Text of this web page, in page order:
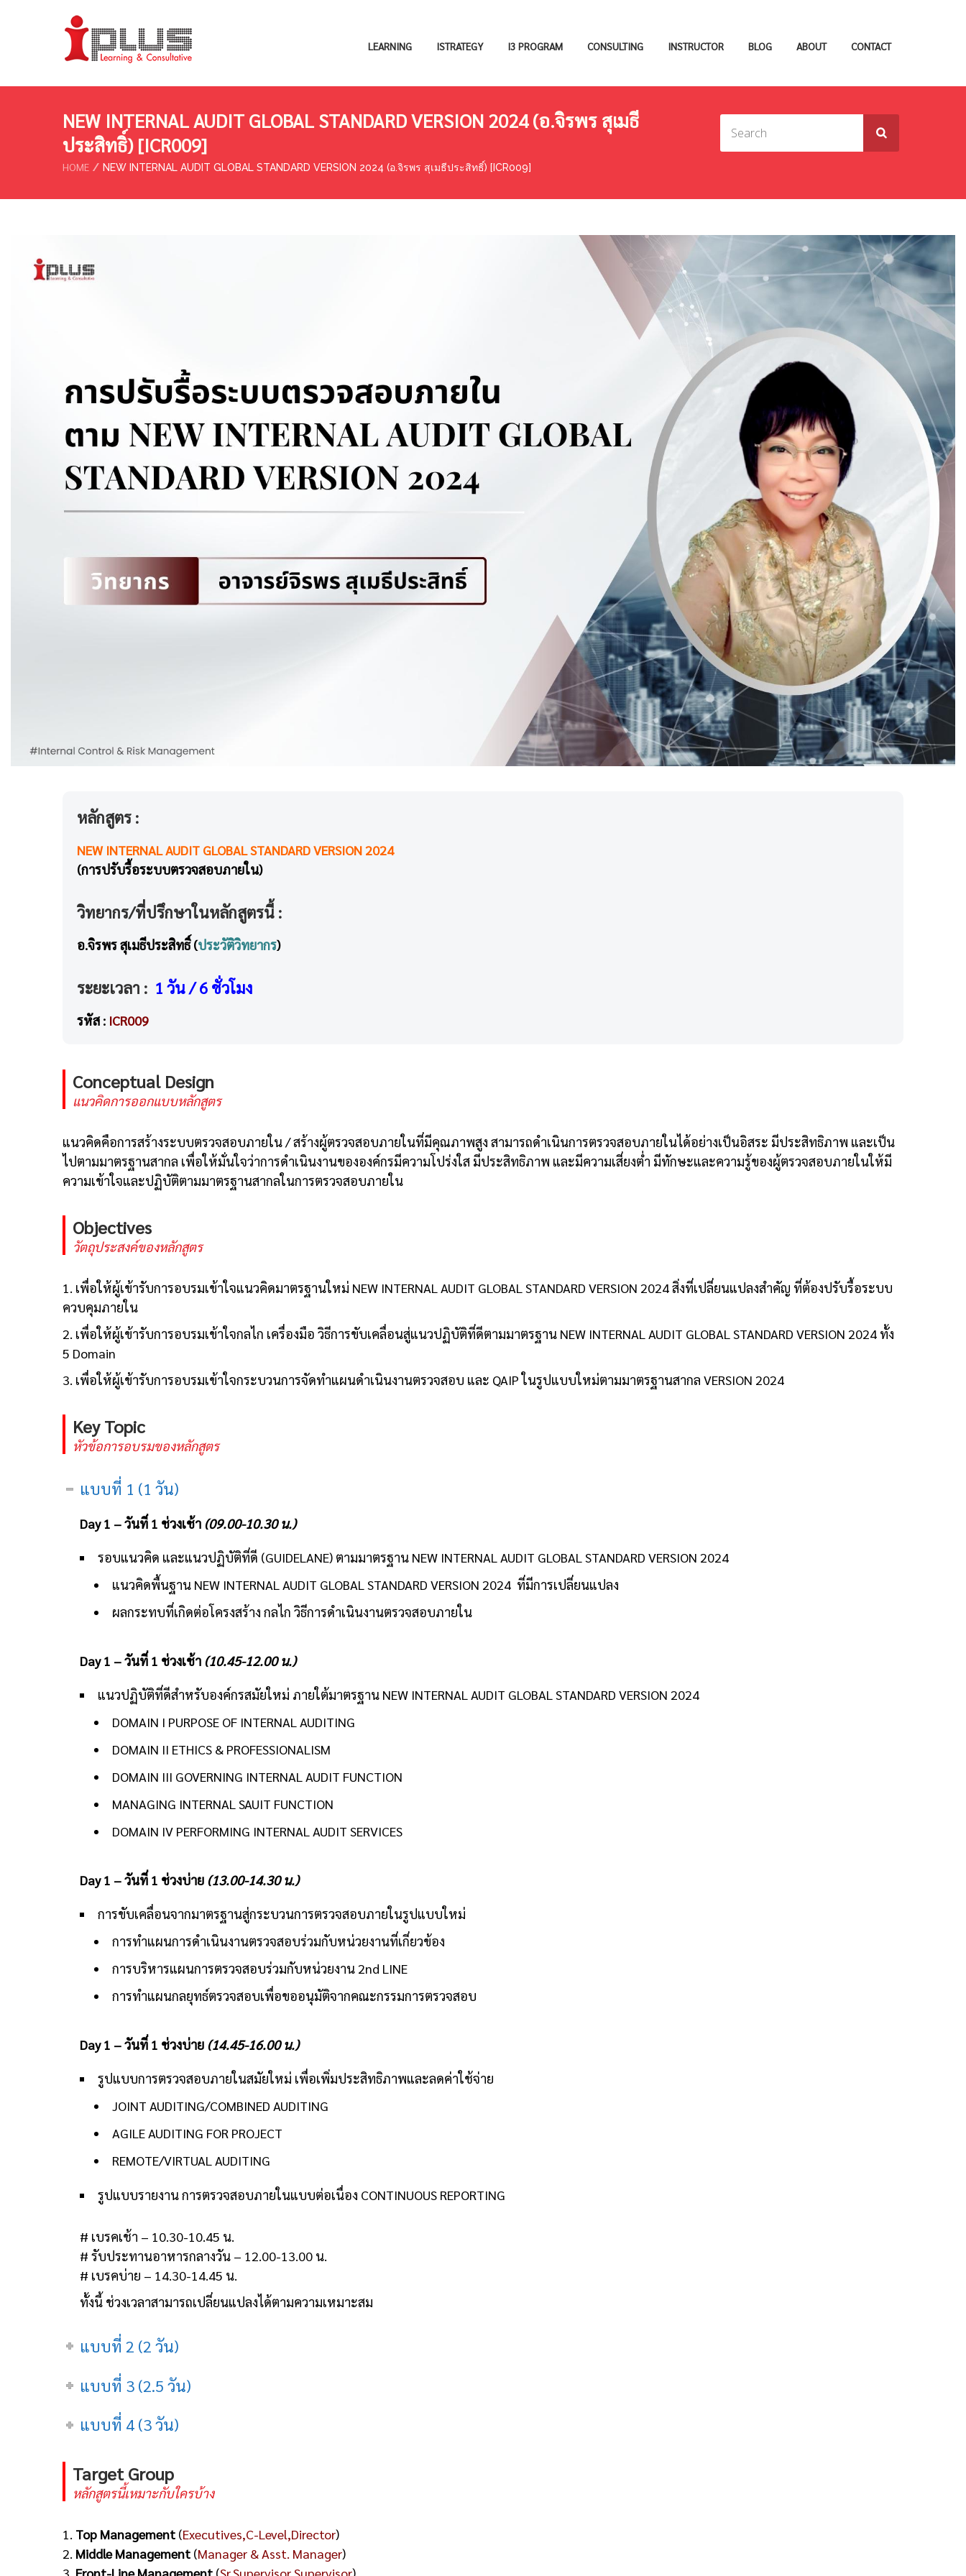
LEARNING ISTRATEGY I3 PROGRAM CONSULTING INSTRUCTOR BLOG ABOUT CONTACT
NEW INTERNAL AUDIT GLOBAL STANDARD VERSION 2024 (อ.จิรพร สุเมธี
ประสิทธิ์) [ICR009]
HOME NEW INTERNAL AUDIT GLOBAL STANDARD VERSION 2024 (อ.จิรพร สุเมธีประสิทธิ์) [ICR009]
หลักสูตร :
NEW INTERNAL AUDIT GLOBAL STANDARD VERSION 2024
(การปรับรื้อระบบตรวจสอบภายใน)
วิทยากร/ที่ปรึกษาในหลักสูตรนี้ :
อ.จิรพร สุเมธีประสิทธิ์ (ประวัติวิทยากร)
ระยะเวลา : 1 วัน / 6 ชั่วโมง
รหัส : ICR009
Conceptual Design
แนวคิดการออกแบบหลักสูตร
แนวคิดคือการสร้างระบบตรวจสอบภายใน / สร้างผู้ตรวจสอบภายในที่มีคุณภาพสูง สามารถดำเนินการตรวจสอบภายในได้อย่างเป็นอิสระ มีประสิทธิภาพ และเป็น
ไปตามมาตรฐานสากล เพื่อให้มั่นใจว่าการดำเนินงานขององค์กรมีความโปร่งใส มีประสิทธิภาพ และมีความเสี่ยงต่ำ มีทักษะและความรู้ของผู้ตรวจสอบภายในให้มี
ความเข้าใจและปฏิบัติตามมาตรฐานสากลในการตรวจสอบภายใน
Objectives
วัตถุประสงค์ของหลักสูตร
1. เพื่อให้ผู้เข้ารับการอบรมเข้าใจแนวคิดมาตรฐานใหม่ NEW INTERNAL AUDIT GLOBAL STANDARD VERSION 2024 สิ่งที่เปลี่ยนแปลงสำคัญ ที่ต้องปรับรื้อระบบ
ควบคุมภายใน
2. เพื่อให้ผู้เข้ารับการอบรมเข้าใจกลไก เครื่องมือ วิธีการขับเคลื่อนสู่แนวปฏิบัติที่ดีตามมาตรฐาน NEW INTERNAL AUDIT GLOBAL STANDARD VERSION 2024 ทั้ง
5 Domain
3. เพื่อให้ผู้เข้ารับการอบรมเข้าใจกระบวนการจัดทำแผนดำเนินงานตรวจสอบ และ QAIP ในรูปแบบใหม่ตามมาตรฐานสากล VERSION 2024
Key Topic
หัวข้อการอบรมของหลักสูตร
แบบที่ 1 (1 วัน)
Day 1 – วันที่ 1 ช่วงเช้า (09.00-10.30 น.)
รอบแนวคิด และแนวปฏิบัติที่ดี (GUIDELANE) ตามมาตรฐาน NEW INTERNAL AUDIT GLOBAL STANDARD VERSION 2024
แนวคิดพื้นฐาน NEW INTERNAL AUDIT GLOBAL STANDARD VERSION 2024 ที่มีการเปลี่ยนแปลง
ผลกระทบที่เกิดต่อโครงสร้าง กลไก วิธีการดำเนินงานตรวจสอบภายใน
Day 1 – วันที่ 1 ช่วงเช้า (10.45-12.00 น.)
แนวปฏิบัติที่ดีสำหรับองค์กรสมัยใหม่ ภายใต้มาตรฐาน NEW INTERNAL AUDIT GLOBAL STANDARD VERSION 2024
DOMAIN I PURPOSE OF INTERNAL AUDITING
DOMAIN II ETHICS & PROFESSIONALISM
DOMAIN III GOVERNING INTERNAL AUDIT FUNCTION
MANAGING INTERNAL SAUIT FUNCTION
DOMAIN IV PERFORMING INTERNAL AUDIT SERVICES
Day 1 – วันที่ 1 ช่วงบ่าย (13.00-14.30 น.)
การขับเคลื่อนจากมาตรฐานสู่กระบวนการตรวจสอบภายในรูปแบบใหม่
การทำแผนการดำเนินงานตรวจสอบร่วมกับหน่วยงานที่เกี่ยวข้อง
การบริหารแผนการตรวจสอบร่วมกับหน่วยงาน 2nd LINE
การทำแผนกลยุทธ์ตรวจสอบเพื่อขออนุมัติจากคณะกรรมการตรวจสอบ
Day 1 – วันที่ 1 ช่วงบ่าย (14.45-16.00 น.)
รูปแบบการตรวจสอบภายในสมัยใหม่ เพื่อเพิ่มประสิทธิภาพและลดค่าใช้จ่าย
JOINT AUDITING/COMBINED AUDITING
AGILE AUDITING FOR PROJECT
REMOTE/VIRTUAL AUDITING
รูปแบบรายงาน การตรวจสอบภายในแบบต่อเนื่อง CONTINUOUS REPORTING
# เบรคเช้า – 10.30-10.45 น.
# รับประทานอาหารกลางวัน – 12.00-13.00 น.
# เบรคบ่าย – 14.30-14.45 น.
ทั้งนี้ ช่วงเวลาสามารถเปลี่ยนแปลงได้ตามความเหมาะสม
แบบที่ 2 (2 วัน)
แบบที่ 3 (2.5 วัน)
แบบที่ 4 (3 วัน)
Target Group
หลักสูตรนี้เหมาะกับใครบ้าง
1. Top Management (Executives,C-Level,Director)
2. Middle Management (Manager & Asst. Manager)